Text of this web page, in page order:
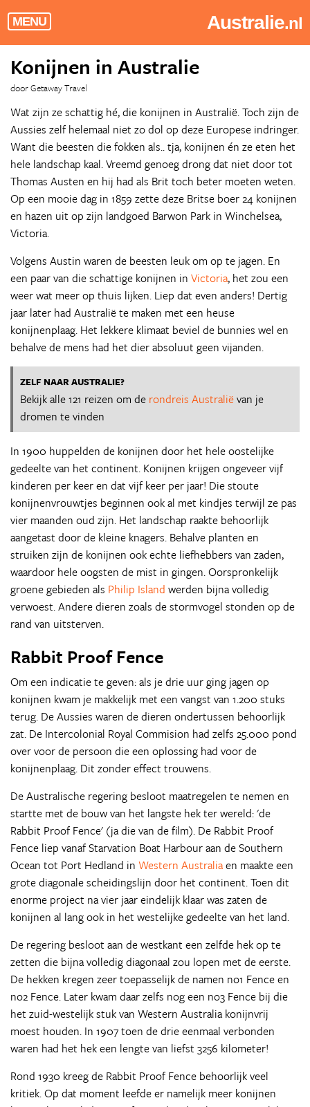
MENU Australie.nl
Konijnen in Australie
door Getaway Travel
Wat zijn ze schattig hé, die konijnen in Australië. Toch zijn de
Aussies zelf helemaal niet zo dol op deze Europese indringer.
Want die beesten die fokken als.. tja, konijnen én ze eten het
hele landschap kaal. Vreemd genoeg drong dat niet door tot
Thomas Austen en hij had als Brit toch beter moeten weten.
Op een mooie dag in 1859 zette deze Britse boer 24 konijnen
en hazen uit op zijn landgoed Barwon Park in Winchelsea,
Victoria.
Volgens Austin waren de beesten leuk om op te jagen. En
een paar van die schattige konijnen in Victoria, het zou een
weer wat meer op thuis lijken. Liep dat even anders! Dertig
jaar later had Australië te maken met een heuse
konijnenplaag. Het lekkere klimaat beviel de bunnies wel en
behalve de mens had het dier absoluut geen vijanden.
ZELF NAAR AUSTRALIE?
Bekijk alle 121 reizen om de rondreis Australiëvan je
dromen te vinden
In 1900 huppelden de konijnen door het hele oostelijke
gedeelte van het continent. Konijnen krijgen ongeveer vijf
kinderen per keer en dat vijf keer per jaar! Die stoute
konijnenvrouwtjes beginnen ook al met kindjes terwijl ze pas
vier maanden oud zijn. Het landschap raakte behoorlijk
aangetast door de kleine knagers. Behalve planten en
struiken zijn de konijnen ook echte liefhebbers van zaden,
waardoor hele oogsten de mist in gingen. Oorspronkelijk
groene gebieden als Philip Island werden bijna volledig
verwoest. Andere dieren zoals de stormvogel stonden op de
rand van uitsterven.
Rabbit Proof Fence
Om een indicatie te geven: als je drie uur ging jagen op
konijnen kwam je makkelijk met een vangst van 1.200 stuks
terug. De Aussies waren de dieren ondertussen behoorlijk
zat. De Intercolonial Royal Commision had zelfs 25.000 pond
over voor de persoon die een oplossing had voor de
konijnenplaag. Dit zonder effect trouwens.
De Australische regering besloot maatregelen te nemen en
startte met de bouw van het langste hek ter wereld: 'de
Rabbit Proof Fence' (ja die van de film). De Rabbit Proof
Fence liep vanaf Starvation Boat Harbour aan de Southern
Ocean tot Port Hedland in Western Australiaen maakte een
grote diagonale scheidingslijn door het continent. Toen dit
enorme project na vier jaar eindelijk klaar was zaten de
konijnen al lang ook in het westelijke gedeelte van het land.
De regering besloot aan de westkant een zelfde hek op te
zetten die bijna volledig diagonaal zou lopen met de eerste.
De hekken kregen zeer toepasselijk de namen no1 Fence en
no2 Fence. Later kwam daar zelfs nog een no3 Fence bij die
het zuid-westelijk stuk van Western Australia konijnvrij
moest houden. In 1907 toen de drie eenmaal verbonden
waren had het hek een lengte van liefst 3256 kilometer!
Rond 1930 kreeg de Rabbit Proof Fence behoorlijk veel
kritiek. Op dat moment leefde er namelijk meer konijnen